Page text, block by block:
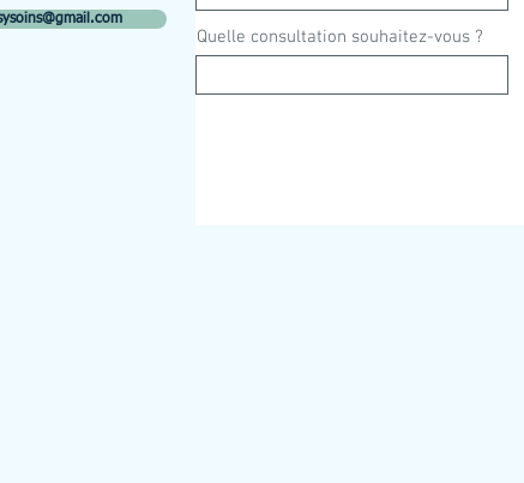
Quelle consultation souhaitez-vous ?